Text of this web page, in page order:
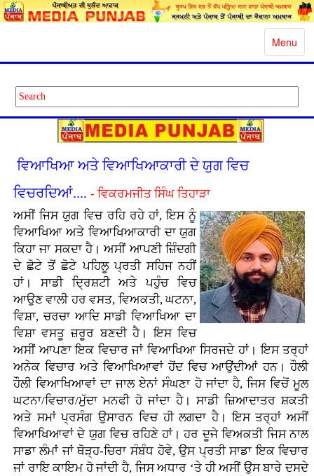
Toggle
Menu
ਵਿਆਖਿਆ ਅਤੇ ਵਿਆਖਿਆਕਾਰੀ ਦੇ ਯੁਗ ਵਿਚ
ਵਿਚਰਦਿਆਂ.... - ਵਿਕਰਮਜੀਤ ਸਿੰਘ ਤਿਹਾੜਾ
ਅਸੀਂ ਜਿਸ ਯੁਗ ਵਿਚ ਰਹਿ ਰਹੇ ਹਾਂ, ਇਸ ਨੂੰ
ਵਿਆਖਿਆ ਅਤੇ ਵਿਆਖਿਆਕਾਰੀ ਦਾ ਯੁਗ
ਕਿਹਾ ਜਾ ਸਕਦਾ ਹੈ। ਅਸੀਂ ਆਪਣੀ ਜ਼ਿੰਦਗੀ
ਦੇ ਛੋਟੇ ਤੋਂ ਛੋਟੇ ਪਹਿਲੂ ਪ੍ਰਤੀ ਸਹਿਜ ਨਹੀਂ
ਹਾਂ। ਸਾਡੀ ਦ੍ਰਿਸ਼ਟੀ ਅਤੇ ਪਹੁੰਚ ਵਿਚ
ਆਉਣ ਵਾਲੀ ਹਰ ਵਸਤ, ਵਿਅਕਤੀ, ਘਟਨਾ,
ਵਿਸ਼ਾ, ਚਰਚਾ ਆਦਿ ਸਾਡੀ ਵਿਆਖਿਆ ਦਾ
ਵਿਸ਼ਾ ਵਸਤੂ ਜ਼ਰੂਰ ਬਣਦੀ ਹੈ। ਇਸ ਵਿਚ
ਅਸੀਂ ਆਪਣਾ ਇਕ ਵਿਚਾਰ ਜਾਂ ਵਿਆਖਿਆ ਸਿਰਜਦੇ ਹਾਂ। ਇਸ ਤਰ੍ਹਾਂ
ਅਨੇਕ ਵਿਚਾਰ ਅਤੇ ਵਿਆਖਿਆਵਾਂ ਹੋਂਦ ਵਿਚ ਆਉਂਦੀਆਂ ਹਨ। ਹੌਲੀ
ਹੌਲੀ ਵਿਆਖਿਆਵਾਂ ਦਾ ਜਾਲ ਏਨਾਂ ਸੰਘਣਾ ਹੋ ਜਾਂਦਾ ਹੈ, ਜਿਸ ਵਿਚੋਂ ਮੂਲ
ਘਟਨਾ/ਵਿਚਾਰ/ਮੁੱਦਾ ਮਨਫੀ ਹੋ ਜਾਂਦਾ ਹੈ। ਸਾਡੀ ਜ਼ਿਆਦਾਤਰ ਸ਼ਕਤੀ
ਅਤੇ ਸਮਾਂ ਪ੍ਰਸੰਗ ਉਸਾਰਨ ਵਿਚ ਹੀ ਲਗਦਾ ਹੈ। ਇਸ ਤਰ੍ਹਾਂ ਅਸੀਂ
ਵਿਆਖਿਆਵਾਂ ਦੇ ਯੁਗ ਵਿਚ ਰਹਿਣੇ ਹਾਂ। ਹਰ ਦੂਜੇ ਵਿਅਕਤੀ ਜਿਸ ਨਾਲ
ਸਾਡਾ ਲੰਮਾਂ ਜਾਂ ਥੋੜ੍ਹ-ਚਿਰਾ ਸੰਬੰਧ ਹੋਵੇ, ਉਸ ਪ੍ਰਤੀ ਸਾਡਾ ਇਕ ਵਿਚਾਰ
ਜਾਂ ਰਾਇ ਕਾਇਮ ਹੋ ਜਾਂਦੀ ਹੈ, ਜਿਸ ਅਧਾਰ ‘ਤੇ ਹੀ ਅਸੀਂ ਉਸ ਬਾਰੇ ਦਸਦੇ